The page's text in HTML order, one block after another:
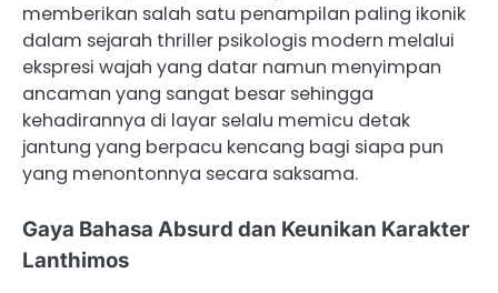
memberikan salah satu penampilan paling ikonik
dalam sejarah thriller psikologis modern melalui
ekspresi wajah yang datar namun menyimpan
ancaman yang sangat besar sehingga
kehadirannya di layar selalu memicu detak
jantung yang berpacu kencang bagi siapa pun
yang menontonnya secara saksama.
Gaya Bahasa Absurd dan Keunikan Karakter
Lanthimos